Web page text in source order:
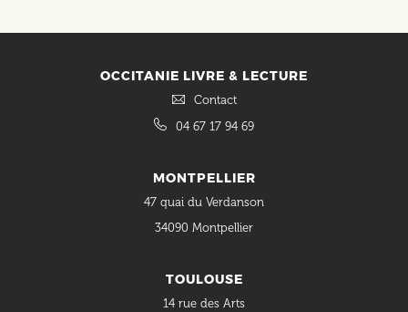
OCCITANIE LIVRE & LECTURE
Contact
04 67 17 94 69
MONTPELLIER
47 quai du Verdanson
34090 Montpellier
TOULOUSE
14 rue des Arts